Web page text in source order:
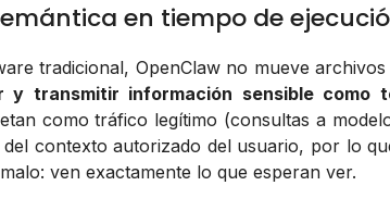
en tiempo de
tradicional, OpenClaw no mueve
y transmitir información sensible como
como tráfico legítimo (consultas a
contexto autorizado del usuario, por lo
ven exactamente lo que esperan ver.